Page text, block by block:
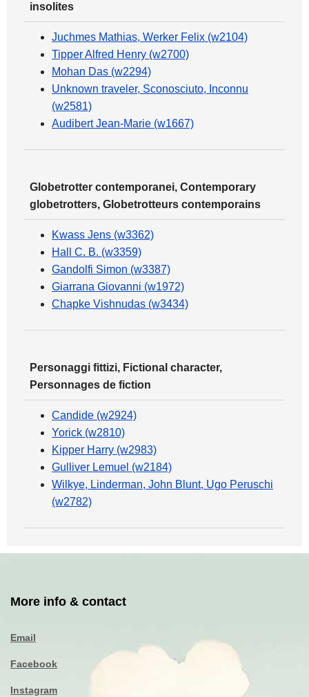
insolites
Juchmes Mathias, Werker Felix (w2104)
Tipper Alfred Henry (w2700)
Mohan Das (w2294)
Unknown traveler, Sconosciuto, Inconnu
(w2581)
Audibert Jean-Marie (w1667)
Globetrotter contemporanei, Contemporary
globetrotters, Globetrotteurs contemporains
Kwass Jens (w3362)
Hall C. B. (w3359)
Gandolfi Simon (w3387)
Giarrana Giovanni (w1972)
Chapke Vishnudas (w3434)
Personaggi fittizi, Fictional character,
Personnages de fiction
Candide (w2924)
Yorick (w2810)
Kipper Harry (w2983)
Gulliver Lemuel (w2184)
Wilkye, Linderman, John Blunt, Ugo Peruschi
(w2782)
More info & contact
Email
Facebook
Instagram